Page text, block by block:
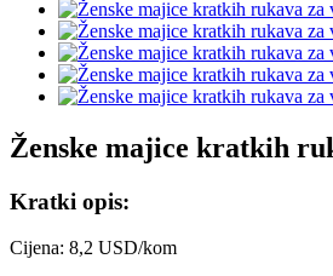
Ženske majice kratkih
Kratki opis:
Cijena: 8,2 USD/kom